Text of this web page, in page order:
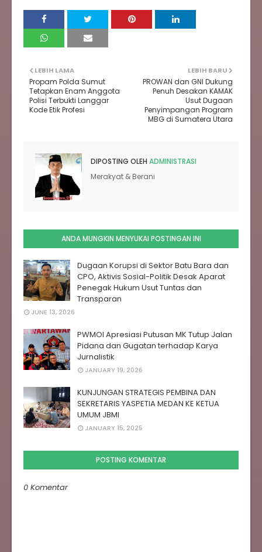
LEBIH BARU
PROWAN dan GNI Dukung
Penuh Desakan KAMAK
Usut Dugaan
Penyimpangan Program
MBG di Sumatera Utara‎
LEBIH LAMA
Propam Polda Sumut
Tetapkan Enam Anggota
Polisi Terbukti Langgar
Kode Etik Profesi
DIPOSTING OLEH ADMINISTRASI
Merakyat & Berani
ANDA MUNGKIN MENYUKAI POSTINGAN INI
Dugaan Korupsi di Sektor Batu Bara dan
CPO, Aktivis Sosial-Politik Desak Aparat
Penegak Hukum Usut Tuntas dan
Transparan‎
JUNE 13, 2026
PWMOI Apresiasi Putusan MK Tutup Jalan
Pidana dan Gugatan terhadap Karya
Jurnalistik
JANUARY 19, 2026
KUNJUNGAN STRATEGIS PEMBINA DAN
SEKRETARIS YASPETIA MEDAN KE KETUA
UMUM JBMI
JANUARY 15, 2025
POSTING KOMENTAR
0 Komentar